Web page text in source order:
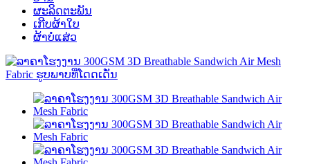
ຜະລິດຕະພັນ
ເກີບຜ້າໃບ
ຜ້າບໍ່ແສ່ວ